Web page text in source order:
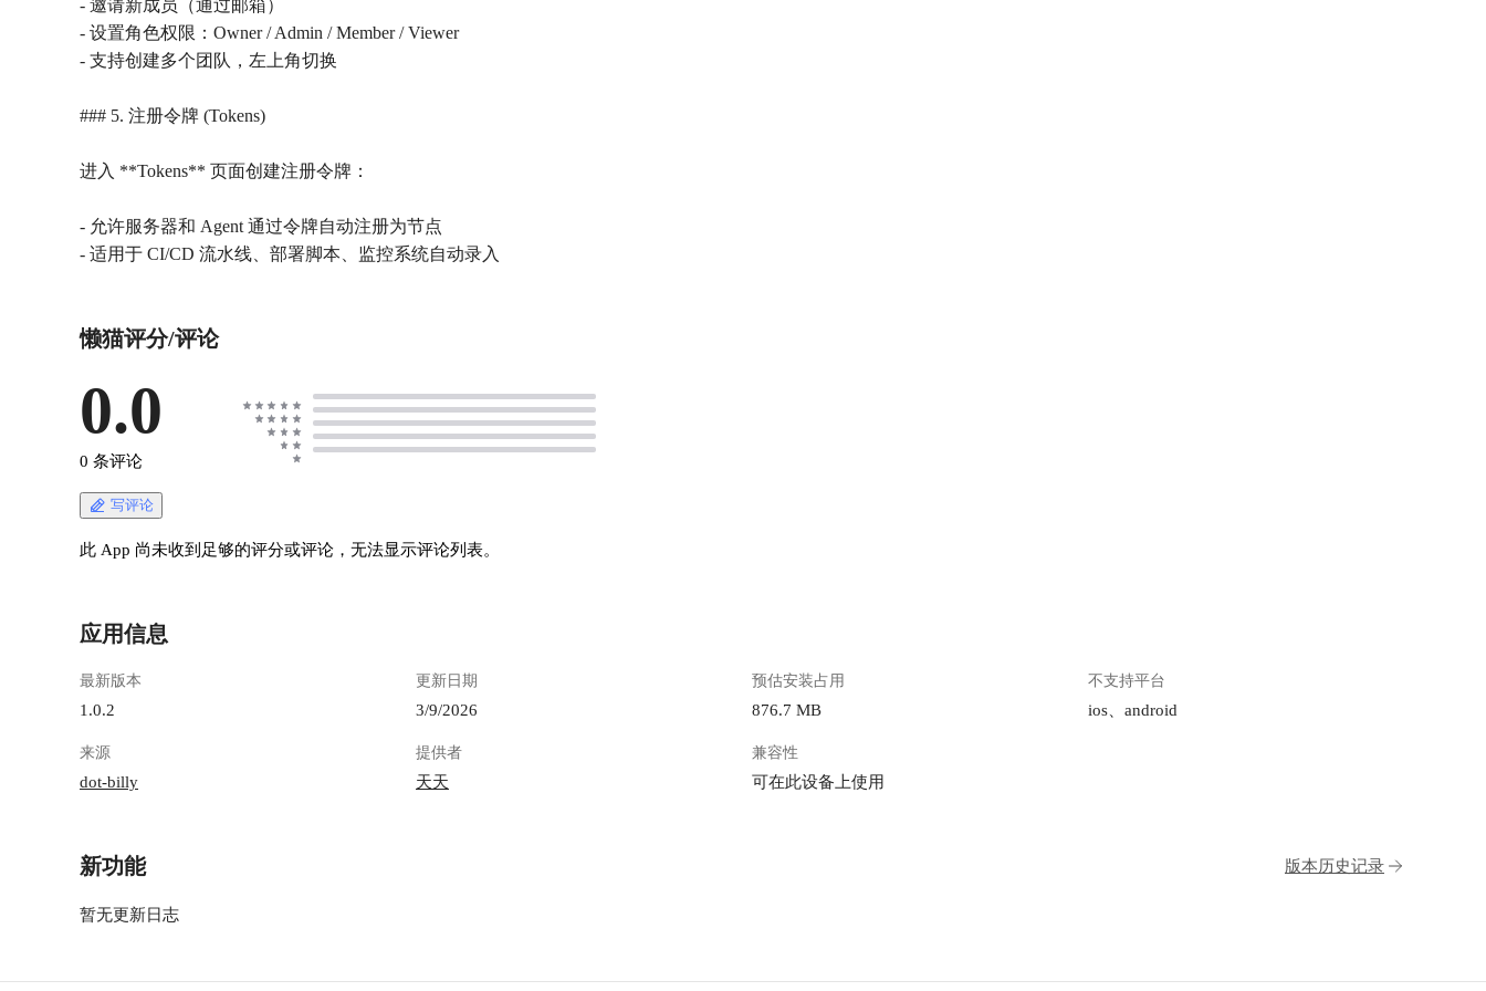
- 邀请新成员（通过邮箱）
- 设置角色权限：Owner / Admin / Member / Viewer
- 支持创建多个团队，左上角切换
### 5. 注册令牌 (Tokens)
进入 **Tokens** 页面创建注册令牌：
- 允许服务器和 Agent 通过令牌自动注册为节点
懒猫评分/评论
0.0
0 条评论
写评论
此 App 尚未收到足够的评分或评论，无法显示评论列表。
应用信息
最新版本
1.0.2
更新日期
3/9/2026
预估安装占用
876.7 MB
不支持平台
ios、android
来源
dot-billy
提供者
天天
兼容性
可在此设备上使用
新功能 版本历史记录
暂无更新日志